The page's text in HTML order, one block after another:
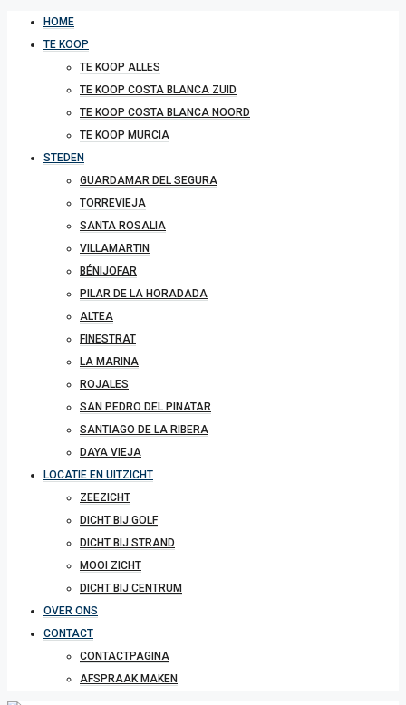
HOME
TE KOOP
TE KOOP ALLES
TE KOOP COSTA BLANCA ZUID
TE KOOP COSTA BLANCA NOORD
TE KOOP MURCIA
STEDEN
GUARDAMAR DEL SEGURA
TORREVIEJA
SANTA ROSALIA
VILLAMARTIN
BÉNIJOFAR
PILAR DE LA HORADADA
ALTEA
FINESTRAT
LA MARINA
ROJALES
SAN PEDRO DEL PINATAR
SANTIAGO DE LA RIBERA
DAYA VIEJA
LOCATIE EN UITZICHT
ZEEZICHT
DICHT BIJ GOLF
DICHT BIJ STRAND
MOOI ZICHT
DICHT BIJ CENTRUM
OVER ONS
CONTACT
CONTACTPAGINA
AFSPRAAK MAKEN